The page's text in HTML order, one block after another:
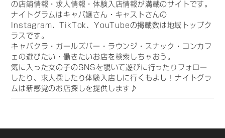
の店舗情報・求人情報・体験入店情報が満載のサイトです。
ナイトグラムはキャバ嬢さん・キャストさんの
Instagram、TikTok、YouTubeの掲載数は地域トップク
ラスです。
キャバクラ・ガールズバー・ラウンジ・スナック・コンカフ
ェの遊びたい・働きたいお店を検索しちゃおう。
気に入った女の子のSNSを覗いて遊びに行ったりフォロー
したり、求人探したり体験入店しに行くもよし！ナイトグラ
ムは新感覚のお店探しを提供します♪